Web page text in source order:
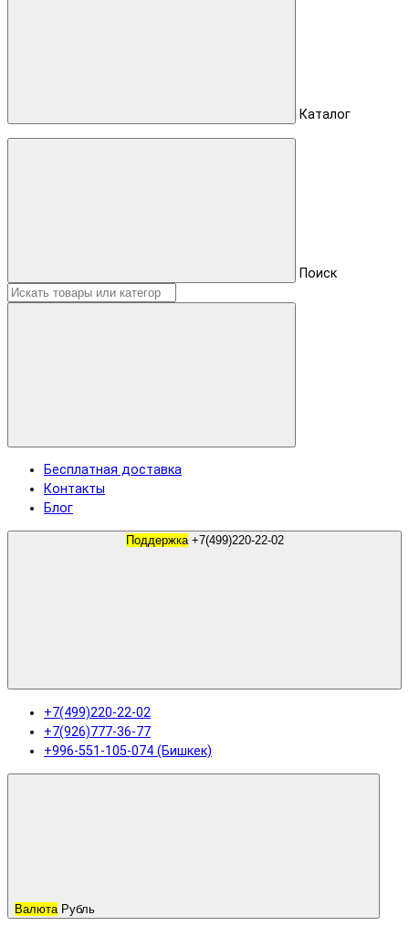
Каталог
Поиск
Бесплатная доставка
Контакты
Блог
Поддержка +7(499)220-22-02
+7(499)220-22-02
+7(926)777-36-77
+996-551-105-074 (Бишкек)
Валюта Рубль